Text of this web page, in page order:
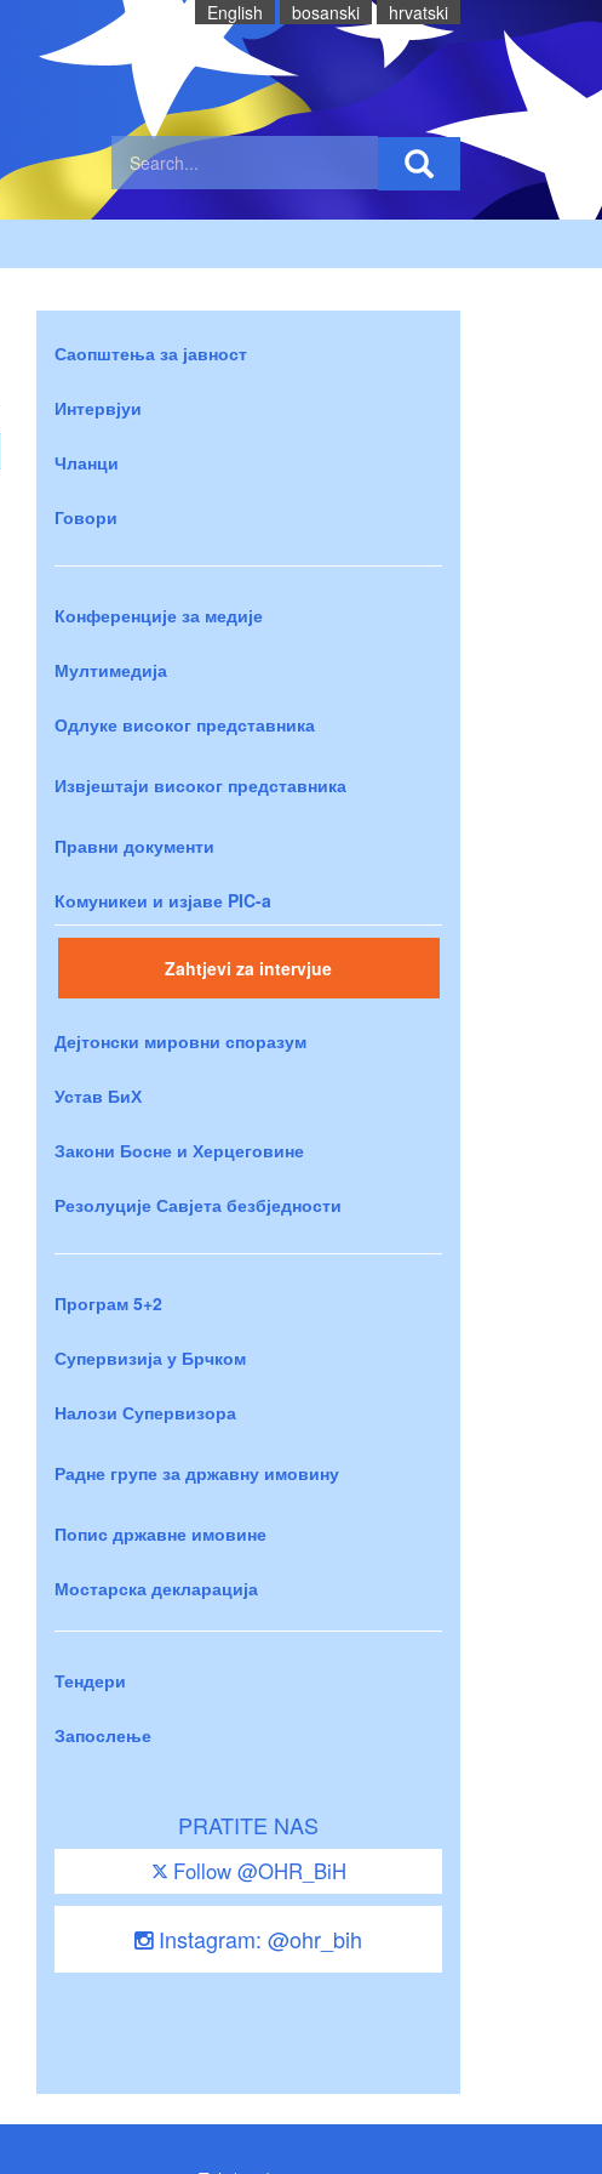
English bosanski hrvatski
Саопштења за јавност
Интервјуи
Чланци
Говори
Конференције за медије
Мултимедија
Одлуке високог представника
Извјештаји високог представника
Правни документи
Комуникеи и изјаве PIC-a
Zahtjevi za intervjue
Дејтонски мировни споразум
Устав БиХ
Закони Босне и Херцеговине
Резолуције Савјета безбједности
Програм 5+2
Супервизија у Брчком
Налози Супервизора
Радне групе за државну имовину
Попис државне имовине
Мостарска декларација
Тендери
Запослење
PRATITE NAS
Follow @OHR_BiH
Instagram: @ohr_bih